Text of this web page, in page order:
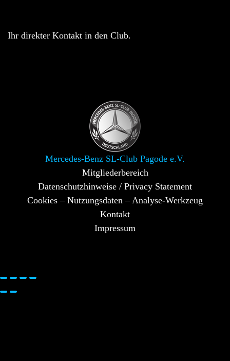
Ihr direkter Kontakt in den Club.
Mercedes-Benz SL-Club Pagode e.V.
Mitgliederbereich
Datenschutzhinweise / Privacy Statement
Cookies – Nutzungsdaten – Analyse-Werkzeug
Kontakt
Impressum